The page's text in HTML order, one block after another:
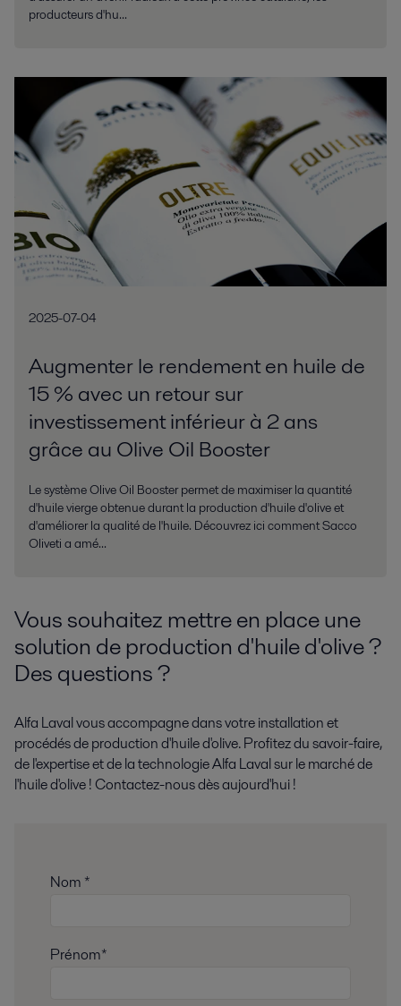
producteurs d'hu...
2025-07-04
Augmenter le rendement en huile de
15 % avec un retour sur
investissement inférieur à 2 ans
grâce au Olive Oil Booster
Le système Olive Oil Booster permet de maximiser la quantité
d'huile vierge obtenue durant la production d'huile d'olive et
d'améliorer la qualité de l'huile. Découvrez ici comment Sacco
Oliveti a amé...
Vous souhaitez mettre en place une
solution de production d'huile d'olive ?
Des questions ?
Alfa Laval vous accompagne dans votre installation et
procédés de production d'huile d'olive. Profitez du savoir-faire,
de l'expertise et de la technologie Alfa Laval sur le marché de
l'huile d'olive ! Contactez-nous dès aujourd'hui !
Nom *
Prénom*